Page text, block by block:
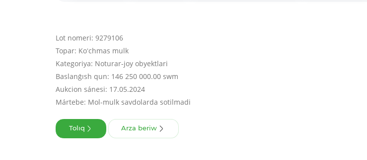
Lot nomeri: 9279106
Topar: Koʻchmas mulk
Kategoriya: Noturar-joy obyektlari
Baslanǵısh qun: 146 250 000.00 swm
Aukcion sánesi: 17.05.2024
Mártebe: Mol-mulk savdolarda sotilmadi
Tolıq Arza beriw